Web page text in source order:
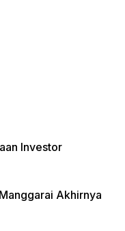
Investor
Akhirnya